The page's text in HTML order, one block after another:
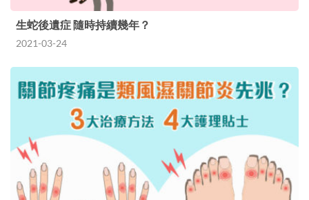
生蛇後遺症 隨時持續幾年？
2021-03-24